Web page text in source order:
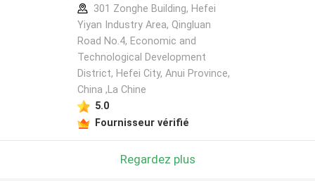
301 Zonghe Building, Hefei
Yiyan Industry Area, Qingluan
Road No.4, Economic and
Technological Development
District, Hefei City, Anui Province,
China ,La Chine
5.0
Fournisseur vérifié
Regardez plus